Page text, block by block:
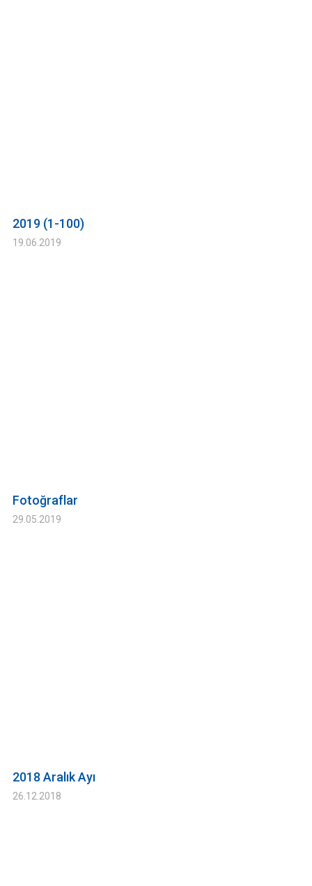
2019 (1-100)
19.06.2019
Fotoğraflar
29.05.2019
2018 Aralık Ayı
26.12.2018